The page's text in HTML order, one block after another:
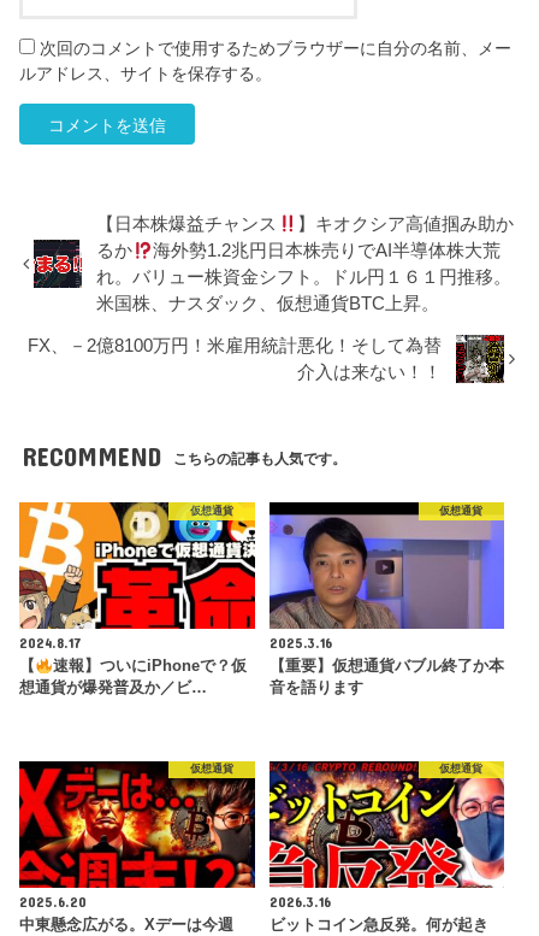
次回のコメントで使用するためブラウザーに自分の名前、メー
ルアドレス、サイトを保存する。
【日本株爆益チャンス
】キオクシア高値掴み助か
るか
海外勢1.2兆円日本株売りでAI半導体株大荒
れ。バリュー株資金シフト。ドル円１６１円推移。
米国株、ナスダック、仮想通貨BTC上昇。
FX、－2億8100万円！米雇用統計悪化！そして為替
介入は来ない！！
RECOMMEND こちらの記事も人気です。
仮想通貨
2024.8.17
【
速報】ついにiPhoneで？仮
想通貨が爆発普及か／ビ…
仮想通貨
2025.3.16
【重要】仮想通貨バブル終了か本
音を語ります
仮想通貨
2025.6.20
中東懸念広がる。Xデーは今週
仮想通貨
2026.3.16
ビットコイン急反発。何が起き